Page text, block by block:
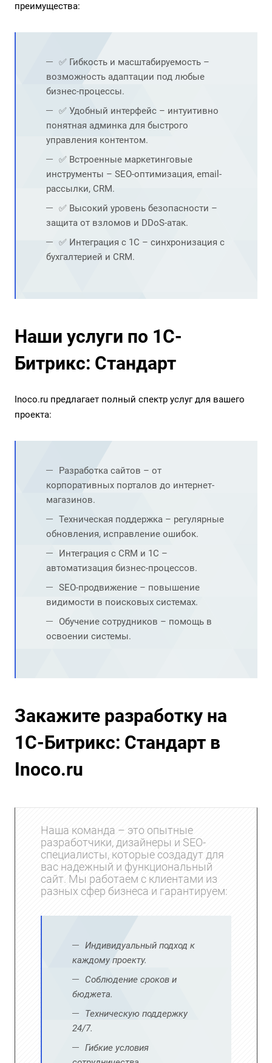
преимущества:
✅ Гибкость и масштабируемость –
возможность адаптации под любые
бизнес-процессы.
✅ Удобный интерфейс – интуитивно
понятная админка для быстрого
управления контентом.
✅ Встроенные маркетинговые
инструменты – SEO-оптимизация, email-
рассылки, CRM.
✅ Высокий уровень безопасности –
защита от взломов и DDoS-атак.
✅ Интеграция с 1С – синхронизация с
бухгалтерией и CRM.
Наши услуги по 1С-
Битрикс: Стандарт
Inoco.ru предлагает полный спектр услуг для вашего
проекта:
Разработка сайтов – от
корпоративных порталов до интернет-
магазинов.
Техническая поддержка – регулярные
обновления, исправление ошибок.
Интеграция с CRM и 1С –
автоматизация бизнес-процессов.
SEO-продвижение – повышение
видимости в поисковых системах.
Обучение сотрудников – помощь в
освоении системы.
Закажите разработку на
1С-Битрикс: Стандарт в
Inoco.ru
Наша команда – это опытные
разработчики, дизайнеры и SEO-
специалисты, которые создадут для
вас надежный и функциональный
сайт. Мы работаем с клиентами из
разных сфер бизнеса и гарантируем:
Индивидуальный подход к
каждому проекту.
Соблюдение сроков и
бюджета.
Техническую поддержку
24/7.
Гибкие условия